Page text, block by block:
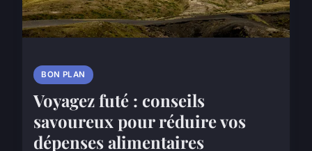
BON PLAN
Voyagez futé : conseils
savoureux pour réduire vos
dépenses alimentaires